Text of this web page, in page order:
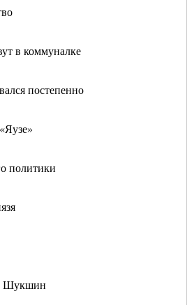
в коммуналке
постепенно
политики
Шукшин